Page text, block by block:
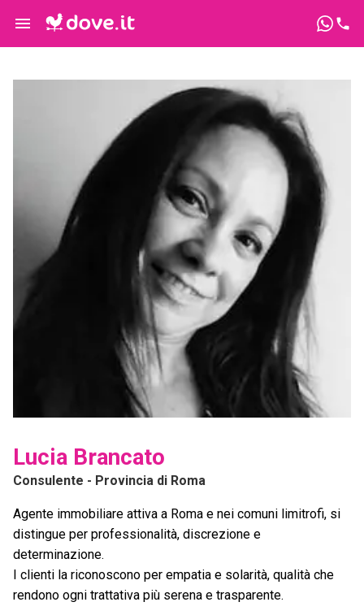
Lucia Brancato
Consulente - Provincia di Roma
Agente immobiliare attiva a Roma e nei comuni limitrofi, si
distingue per professionalità, discrezione e
determinazione.
I clienti la riconoscono per empatia e solarità, qualità che
rendono ogni trattativa più serena e trasparente.